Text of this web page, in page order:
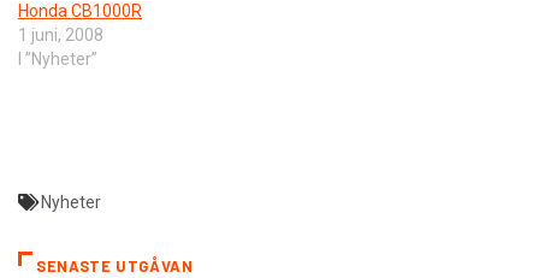
Honda CB1000R
1 juni, 2008
I ”Nyheter”
Nyheter
SENASTE UTGÅVAN